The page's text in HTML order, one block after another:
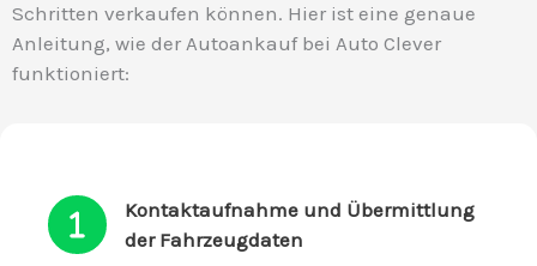
Schritten verkaufen können. Hier ist eine genaue
Anleitung, wie der Autoankauf bei Auto Clever
funktioniert:
Kontaktaufnahme und Übermittlung
der Fahrzeugdaten